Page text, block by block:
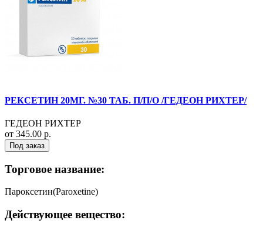
РЕКСЕТИН 20МГ. №30 ТАБ. П/П/О /ГЕДЕОН РИХТЕР/
ГЕДЕОН РИХТЕР
от 345.00 р.
Под заказ
Торговое название:
Пароксетин(Paroxetine)
Действующее вещество: